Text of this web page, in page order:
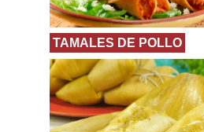
TAMALES DE POLLO